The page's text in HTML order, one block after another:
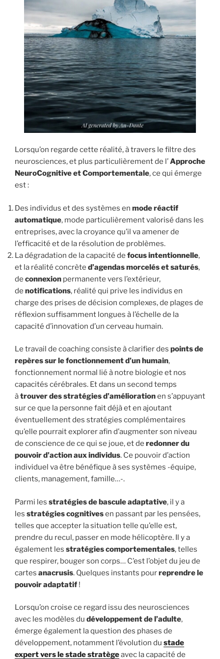
Lorsqu’on regarde cette réalité, à travers le filtre des
neurosciences, et plus particulièrement de l’Approche
NeuroCognitive et Comportementale, ce qui émerge
est :
Des individus et des systèmes en mode réactif
automatique, mode particulièrement valorisé dans les
entreprises, avec la croyance qu’il va amener de
l’efficacité et de la résolution de problèmes.
La dégradation de la capacité de focus intentionnelle,
et la réalité concrète d’agendas morcelés et saturés,
de connexion permanente vers l’extérieur,
de notifications, réalité qui prive les individus en
charge des prises de décision complexes, de plages de
réflexion suffisamment longues à l’échelle de la
capacité d’innovation d’un cerveau humain.
Le travail de coaching consiste à clarifier des points de
repères sur le fonctionnement d’un humain,
fonctionnement normal lié à notre biologie et nos
capacités cérébrales. Et dans un second temps
àtrouver des stratégies d’améliorationen s’appuyant
sur ce que la personne fait déjà et en ajoutant
éventuellement des stratégies complémentaires
qu’elle pourrait explorer afin d’augmenter son niveau
de conscience de ce qui se joue, et de redonner du
pouvoir d’action aux individus. Ce pouvoir d’action
individuel va être bénéfique à ses systèmes -équipe,
clients, management, famille…-.
Parmi les stratégies de bascule adaptative, il y a
les stratégies cognitivesen passant par les pensées,
telles que accepter la situation telle qu’elle est,
prendre du recul, passer en mode hélicoptère. Il y a
également les stratégies comportementales, telles
que respirer, bouger son corps… C’est l’objet du jeu de
cartes anacrusis. Quelques instants pourreprendre le
pouvoir adaptatif !
Lorsqu’on croise ce regard issu des neurosciences
avec les modèles du développement de l’adulte,
émerge également la question des phases de
développement, notamment l’évolution du stade
expert vers le stade stratègeavec la capacité de